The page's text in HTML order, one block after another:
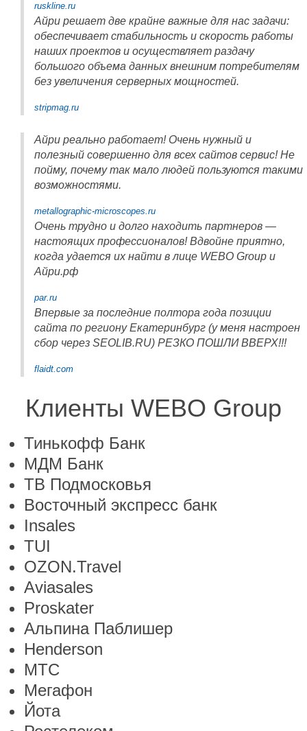
ruskline.ru
Айри решает две крайне важные для нас задачи:
обеспечивает стабильность и скорость работы
наших проектов и осуществляет раздачу
большого объема данных внешним потребителям
без увеличения серверных мощностей.
stripmag.ru
Айри реально работает! Очень нужный и
полезный совершенно для всех сайтов сервис! Не
пойму, почему так мало людей пользуются такими
возможностями.
metallographic-microscopes.ru
Очень трудно и долго находить партнеров —
настоящих профессионалов! Вдвойне приятно,
когда удается их найти в лице WEBO Group и
Айри.рф
par.ru
Впервые за последние полтора года позиции
сайта по региону Екатеринбург (у меня настроен
сбор через SEOLIB.RU) РЕЗКО ПОШЛИ ВВЕРХ!!!
flaidt.com
Клиенты WEBO Group
Тинькофф Банк
МДМ Банк
ТВ Подмосковья
Восточный экспресс банк
Insales
TUI
OZON.Travel
Aviasales
Proskater
Альпина Паблишер
Henderson
МТС
Мегафон
Йота